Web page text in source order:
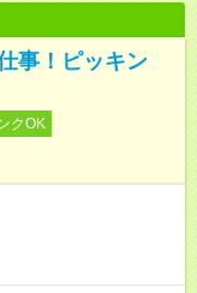
事！ピッキン
クOK